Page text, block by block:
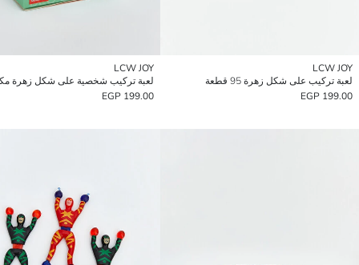
LCW JOY
لعبة تركيب على شكل زهرة 95 قطعة
199.00 EGP
LCW JOY
199.00 EGP